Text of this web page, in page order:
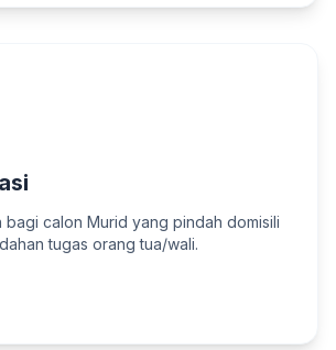
bagi calon Murid yang pindah domisili
tugas orang tua/wali.